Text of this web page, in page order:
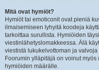
Mitä ovat hymiöt?
Hymiöt tai emoticonit ovat pieniä
ilmaisemiseen lyhyitä koodeja
tarkoittaa surullista. Hymiöiden
viestinlähetyslomakkeessa. Älä
viestistä lukukelvottoman ja
Foorumin ylläpitäjä on voinut
hymiöiden määrälle.